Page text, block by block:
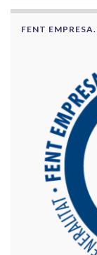
FENT